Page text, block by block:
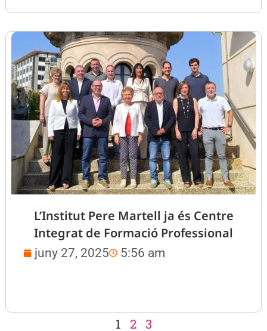
L’Institut Pere Martell ja és Centre
Integrat de Formació Professional
juny 27, 2025 5:56 am
1 2 3